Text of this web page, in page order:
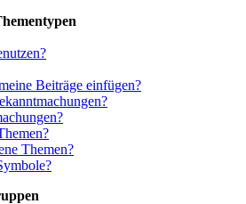
Beiträge einfügen?
Themen?